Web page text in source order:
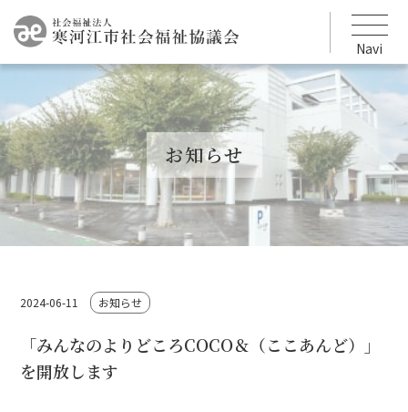
Navi
お知らせ
2024-06-11 お知らせ
「みんなのよりどころCOCO＆（ここあんど）」
を開放します